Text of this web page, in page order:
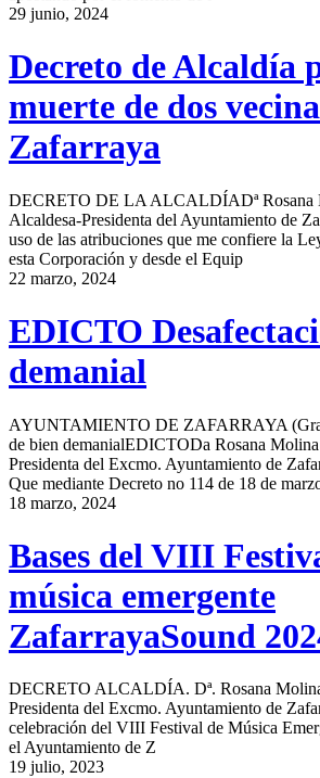
29 junio, 2024
Decreto de Alcaldía
muerte de dos
Zafarraya
DECRETO DE LA ALCALDÍADª Rosana
Alcaldesa-Presidenta del Ayuntamiento de
uso de las atribuciones que me confiere la
esta Corporación y desde el Equip
22 marzo, 2024
EDICTO
demanial
AYUNTAMIENTO DE ZAFARRAYA
de bien demanialEDICTODa Rosana
Presidenta del Excmo. Ayuntamiento de
Que mediante Decreto no 114 de 18 de
18 marzo, 2024
Bases del VIII
música emergente
ZafarrayaSound
DECRETO ALCALDÍA. Dª. Rosana
Presidenta del Excmo. Ayuntamiento de
celebración del VIII Festival de Música
el Ayuntamiento de Z
19 julio, 2023